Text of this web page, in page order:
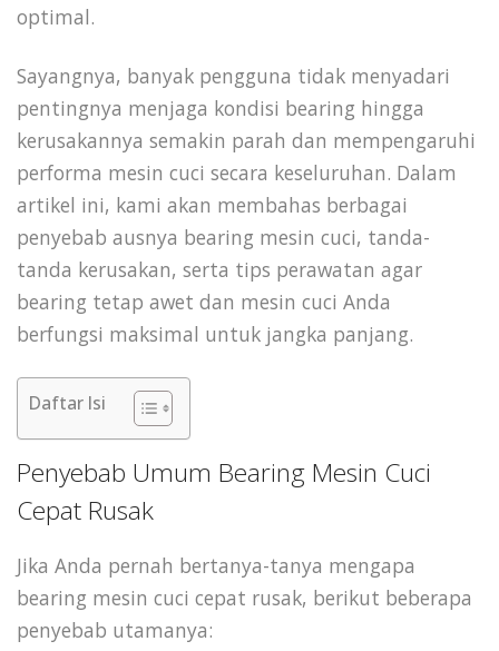
optimal.
Sayangnya, banyak pengguna tidak menyadari
pentingnya menjaga kondisi bearing hingga
kerusakannya semakin parah dan mempengaruhi
performa mesin cuci secara keseluruhan. Dalam
artikel ini, kami akan membahas berbagai
penyebab ausnya bearing mesin cuci, tanda-
tanda kerusakan, serta tips perawatan agar
bearing tetap awet dan mesin cuci Anda
berfungsi maksimal untuk jangka panjang.
Daftar Isi
Penyebab Umum Bearing Mesin Cuci
Cepat Rusak
Jika Anda pernah bertanya-tanya mengapa
bearing mesin cuci cepat rusak, berikut beberapa
penyebab utamanya: